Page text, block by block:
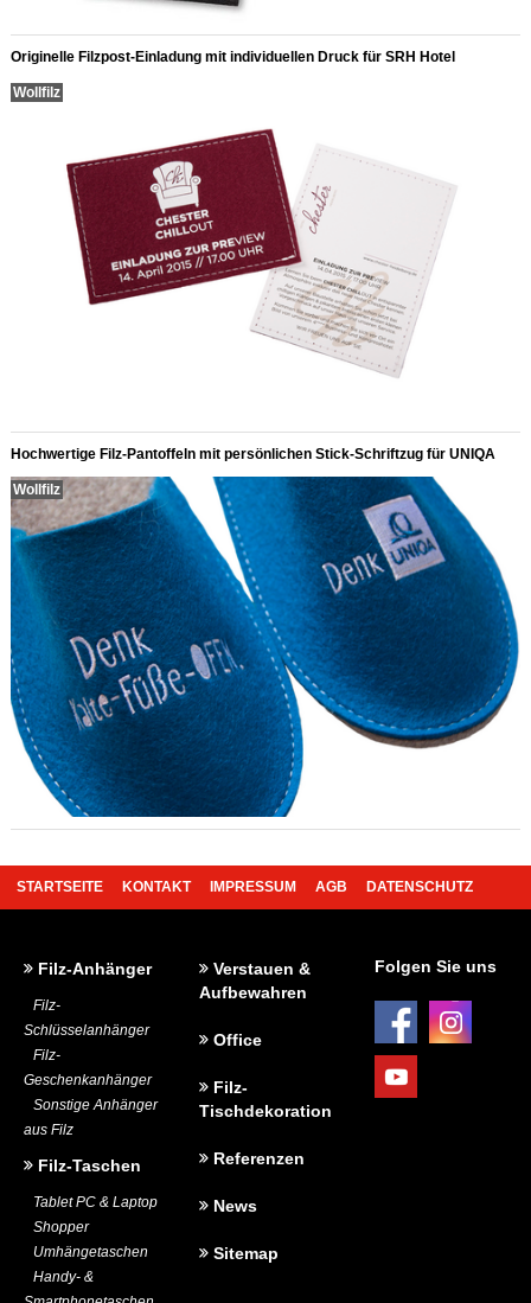
Originelle Filzpost-Einladung mit individuellen Druck für SRH Hotel
Wollfilz
Hochwertige Filz-Pantoffeln mit persönlichen Stick-Schriftzug für UNIQA
Wollfilz
STARTSEITE KONTAKT IMPRESSUM AGB DATENSCHUTZ
Filz-Anhänger
Filz-
Schlüsselanhänger
Filz-
Geschenkanhänger
Sonstige Anhänger
aus Filz
Filz-Taschen
Tablet PC & Laptop
Shopper
Umhängetaschen
Handy- &
Verstauen &
Aufbewahren
Office
Filz-
Tischdekoration
Referenzen
News
Sitemap
Folgen Sie uns